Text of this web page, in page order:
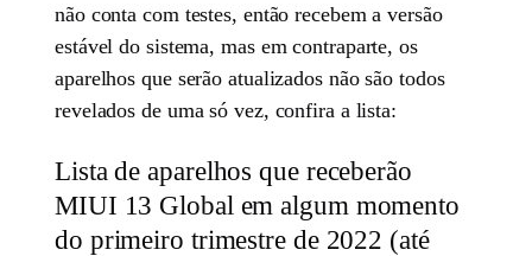
não conta com testes, então recebem a versão
estável do sistema, mas em contraparte, os
aparelhos que serão atualizados não são todos
revelados de uma só vez, confira a lista:
Lista de aparelhos que receberão
MIUI 13 Global em algum momento
do primeiro trimestre de 2022 (até